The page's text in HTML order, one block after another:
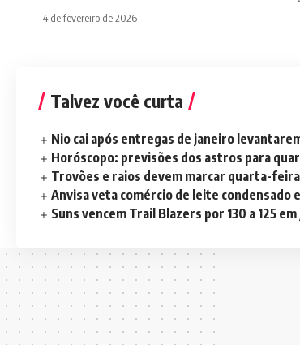
4 de fevereiro de 2026
Talvez você curta
Nio cai após entregas de janeiro
Horóscopo: previsões dos astros para
Trovões e raios devem marcar quarta-feira
Anvisa veta comércio de leite condensado
Suns vencem Trail Blazers por 130 a 125